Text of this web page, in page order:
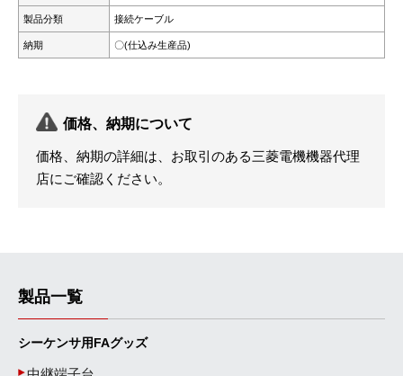
製品分類 接続ケーブル
納期 〇(仕込み生産品)
価格、納期について
価格、納期の詳細は、お取引のある三菱電機機器代理
店にご確認ください。
製品一覧
シーケンサ用FAグッズ